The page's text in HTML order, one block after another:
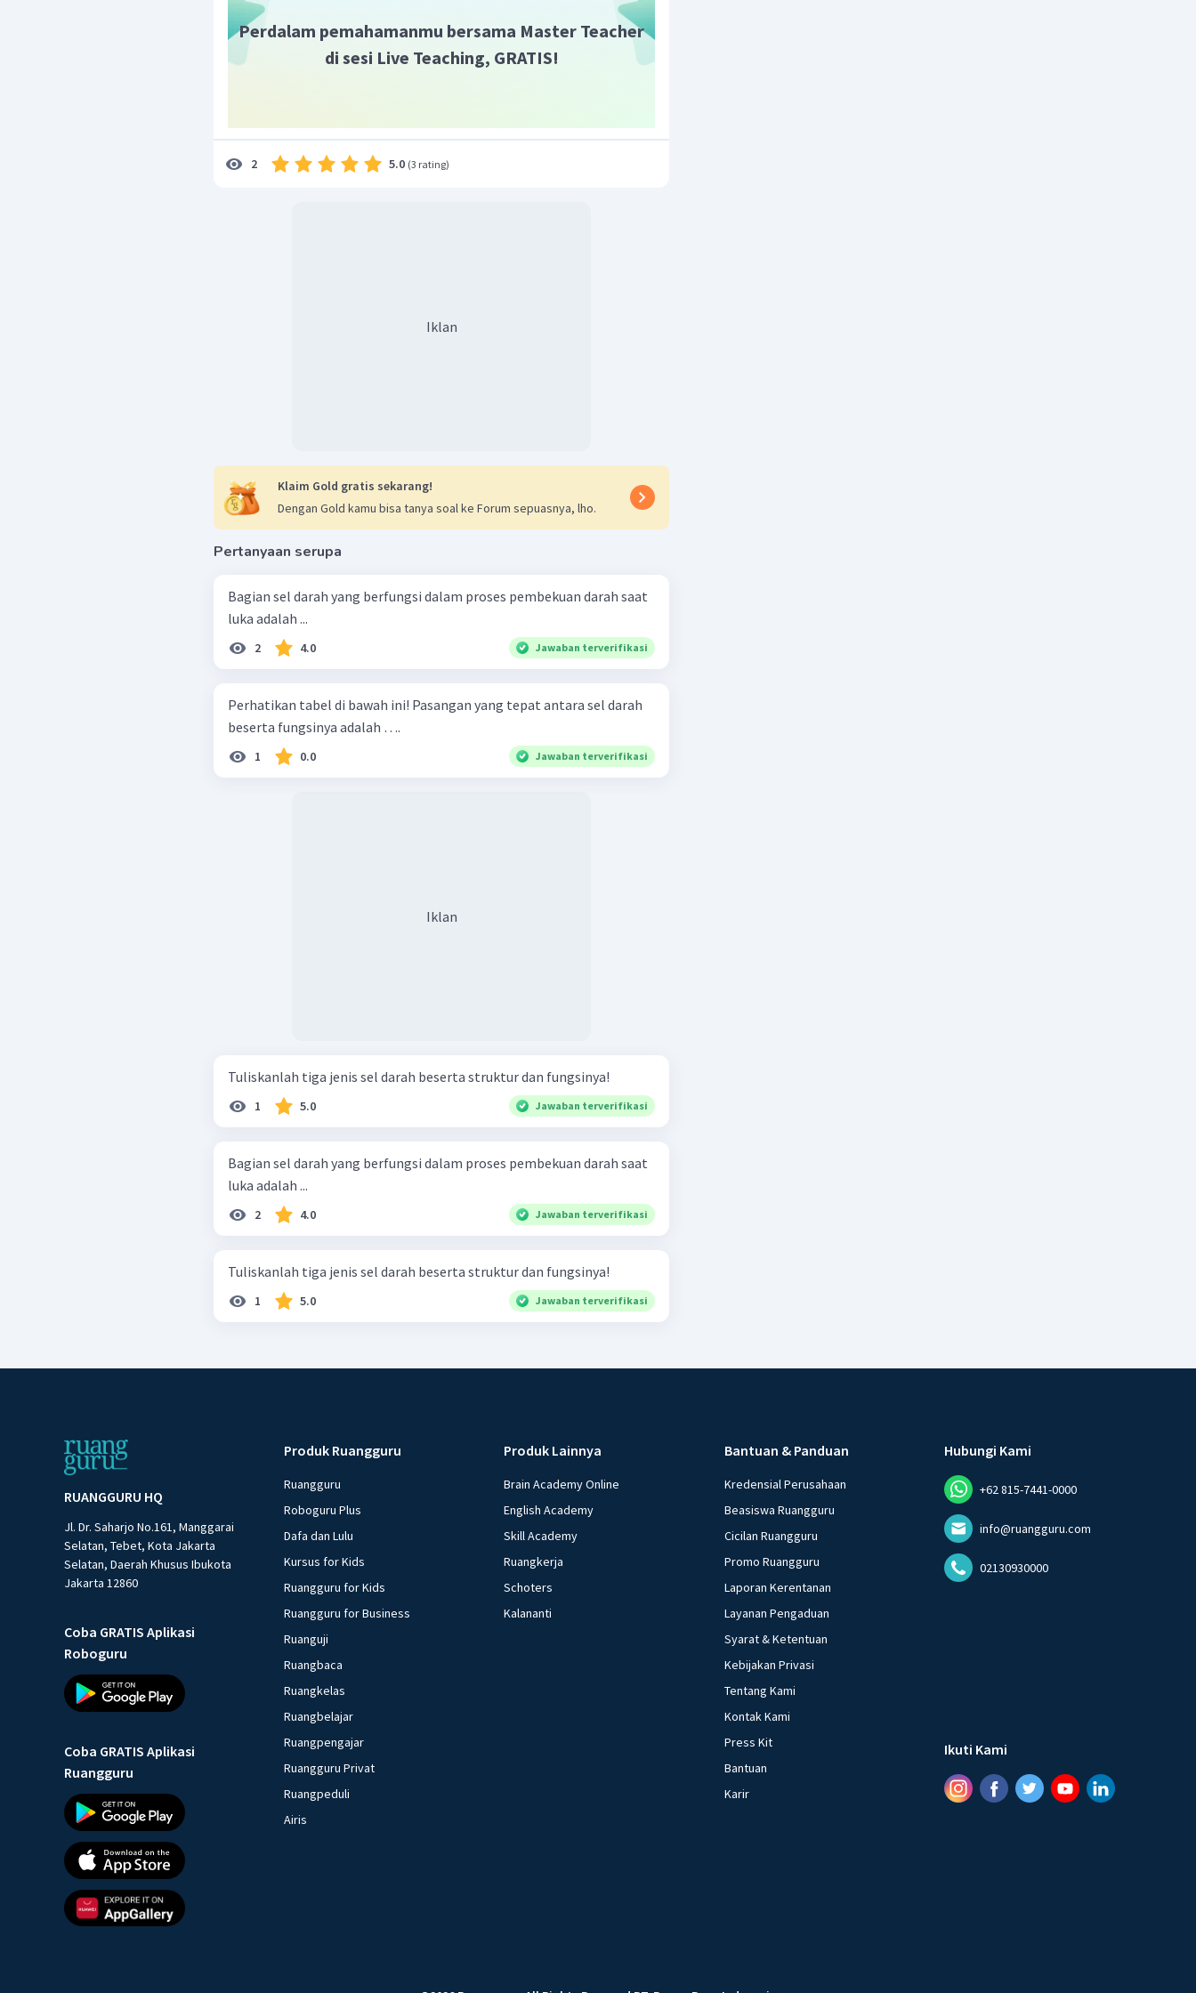
Perdalam pemahamanmu bersama Master Teacher
di sesi Live Teaching, GRATIS!
2 5.0 (3 rating)
Iklan
Klaim Gold gratis sekarang!
Dengan Gold kamu bisa tanya soal ke Forum sepuasnya, lho.
Pertanyaan serupa
Bagian sel darah yang berfungsi dalam proses pembekuan darah saat
luka adalah ...
2 4.0 Jawaban terverifikasi
Perhatikan tabel di bawah ini! Pasangan yang tepat antara sel darah
beserta fungsinya adalah ….
1 0.0 Jawaban terverifikasi
Iklan
Tuliskanlah tiga jenis sel darah beserta struktur dan fungsinya!
1 5.0 Jawaban terverifikasi
Bagian sel darah yang berfungsi dalam proses pembekuan darah saat
luka adalah ...
2 4.0 Jawaban terverifikasi
Tuliskanlah tiga jenis sel darah beserta struktur dan fungsinya!
1 5.0 Jawaban terverifikasi
RUANGGURU HQ
Jl. Dr. Saharjo No.161, Manggarai
Selatan, Tebet, Kota Jakarta
Selatan, Daerah Khusus Ibukota
Jakarta 12860
Coba GRATIS Aplikasi
Roboguru
Coba GRATIS Aplikasi
Ruangguru
Produk Ruangguru
Ruangguru
Roboguru Plus
Dafa dan Lulu
Kursus for Kids
Ruangguru for Kids
Ruangguru for Business
Ruanguji
Ruangbaca
Ruangkelas
Ruangbelajar
Ruangpengajar
Ruangguru Privat
Ruangpeduli
Airis
Produk Lainnya
Brain Academy Online
English Academy
Skill Academy
Ruangkerja
Schoters
Kalananti
Bantuan & Panduan
Kredensial Perusahaan
Beasiswa Ruangguru
Cicilan Ruangguru
Promo Ruangguru
Laporan Kerentanan
Layanan Pengaduan
Syarat & Ketentuan
Kebijakan Privasi
Tentang Kami
Kontak Kami
Press Kit
Bantuan
Karir
Hubungi Kami
+62 815-7441-0000
info@ruangguru.com
02130930000
Ikuti Kami